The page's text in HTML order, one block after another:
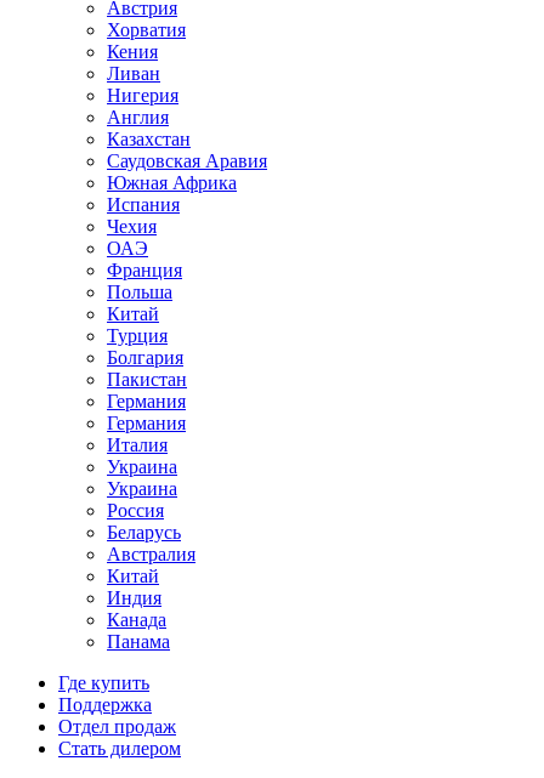
Австрия
Хорватия
Кения
Ливан
Нигерия
Англия
Казахстан
Саудовская Аравия
Южная Африка
Испания
Чехия
ОАЭ
Франция
Польша
Китай
Турция
Болгария
Пакистан
Германия
Германия
Италия
Украина
Украина
Россия
Беларусь
Австралия
Китай
Индия
Канада
Панама
Где купить
Поддержка
Отдел продаж
Стать дилером